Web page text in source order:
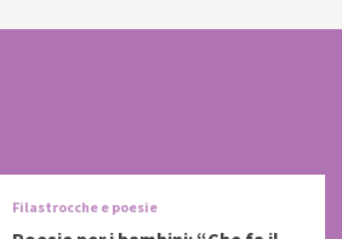
Filastrocche e poesie